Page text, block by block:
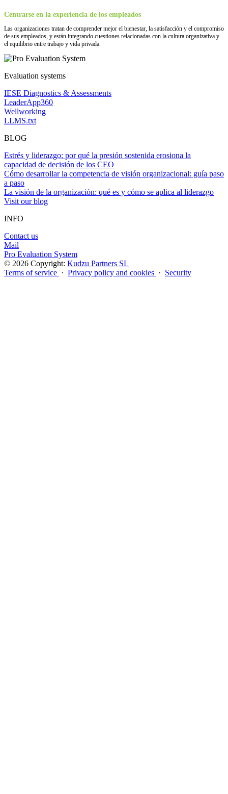
Centrarse en la experiencia de los empleados
Las organizaciones tratan de comprender mejor el bienestar, la satisfacción y el compromiso
de sus empleados, y están integrando cuestiones relacionadas con la cultura organizativa y
el equilibrio entre trabajo y vida privada.
Evaluation systems
IESE Diagnostics & Assessments
LeaderApp360
Wellworking
LLMS.txt
BLOG
Estrés y liderazgo: por qué la presión sostenida erosiona la
capacidad de decisión de los CEO
Cómo desarrollar la competencia de visión organizacional: guía paso
a paso
La visión de la organización: qué es y cómo se aplica al liderazgo
Visit our blog
INFO
Contact us
Mail
Pro Evaluation System
© 2026 Copyright: Kudzu Partners SL
Terms of service · Privacy policy and cookies · Security